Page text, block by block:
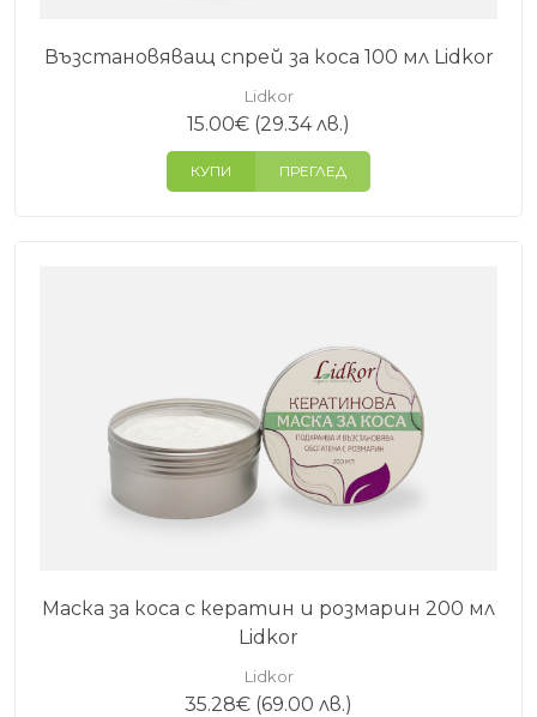
Възстановяващ спрей за коса 100 мл Lidkor
Lidkor
15.00€ (29.34 лв.)
КУПИ ПРЕГЛЕД
Маска за коса с кератин и розмарин 200 мл
Lidkor
Lidkor
35.28€ (69.00 лв.)